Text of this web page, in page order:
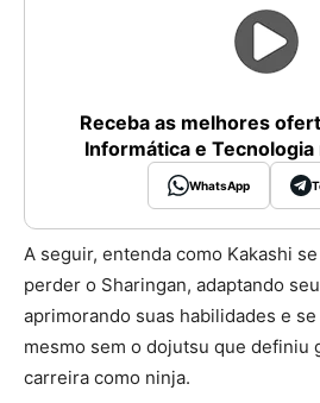
Receba as melhores
Informática e
WhatsApp
A seguir, entenda como Kakashi
perder o Sharingan, adaptando
aprimorando suas habilidades e
mesmo sem o dojutsu que definiu
carreira como ninja.